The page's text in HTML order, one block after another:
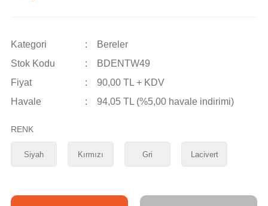
Kategori
Bereler
Stok Kodu
BDENTW49
Fiyat
90,00 TL + KDV
Havale
94,05 TL (%5,00 havale indirimi)
RENK
Siyah Kırmızı Gri Lacivert